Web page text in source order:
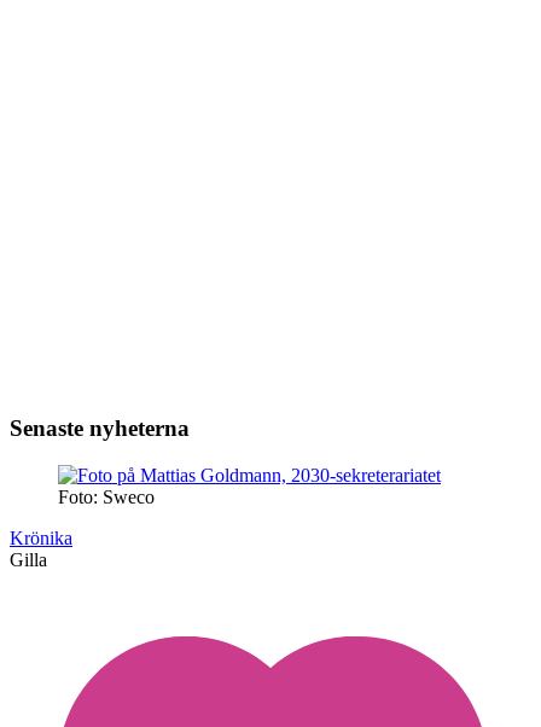
Senaste nyheterna
Foto: Sweco
Krönika
Gilla